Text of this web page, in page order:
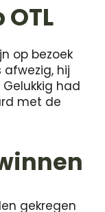
op bezoek
afwezig, hij
had
met de
gekregen